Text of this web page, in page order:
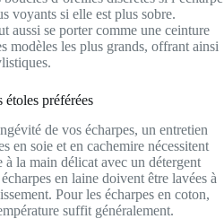
voyants si elle est plus sobre.
aussi se porter comme une ceinture
modèles les plus grands, offrant ainsi
préférées
de vos écharpes, un entretien
en soie et en cachemire nécessitent
à la main délicat avec un détergent
en laine doivent être lavées à
Pour les écharpes en coton,
suffit généralement.